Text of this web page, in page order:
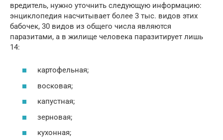
вредитель, нужно уточнить следующую информацию:
энциклопедия насчитывает более 3 тыс. видов этих
бабочек, 30 видов из общего числа являются
паразитами, а в жилище человека паразитирует лишь
14:
картофельная;
восковая;
капустная;
зерновая;
кухонная;